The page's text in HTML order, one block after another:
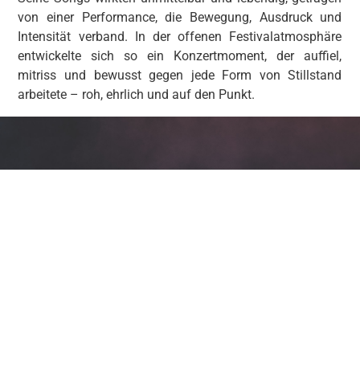
von einer Performance, die Bewegung, Ausdruck und
Intensität verband. In der offenen Festivalatmosphäre
entwickelte sich so ein Konzertmoment, der auffiel,
mitriss und bewusst gegen jede Form von Stillstand
arbeitete – roh, ehrlich und auf den Punkt.